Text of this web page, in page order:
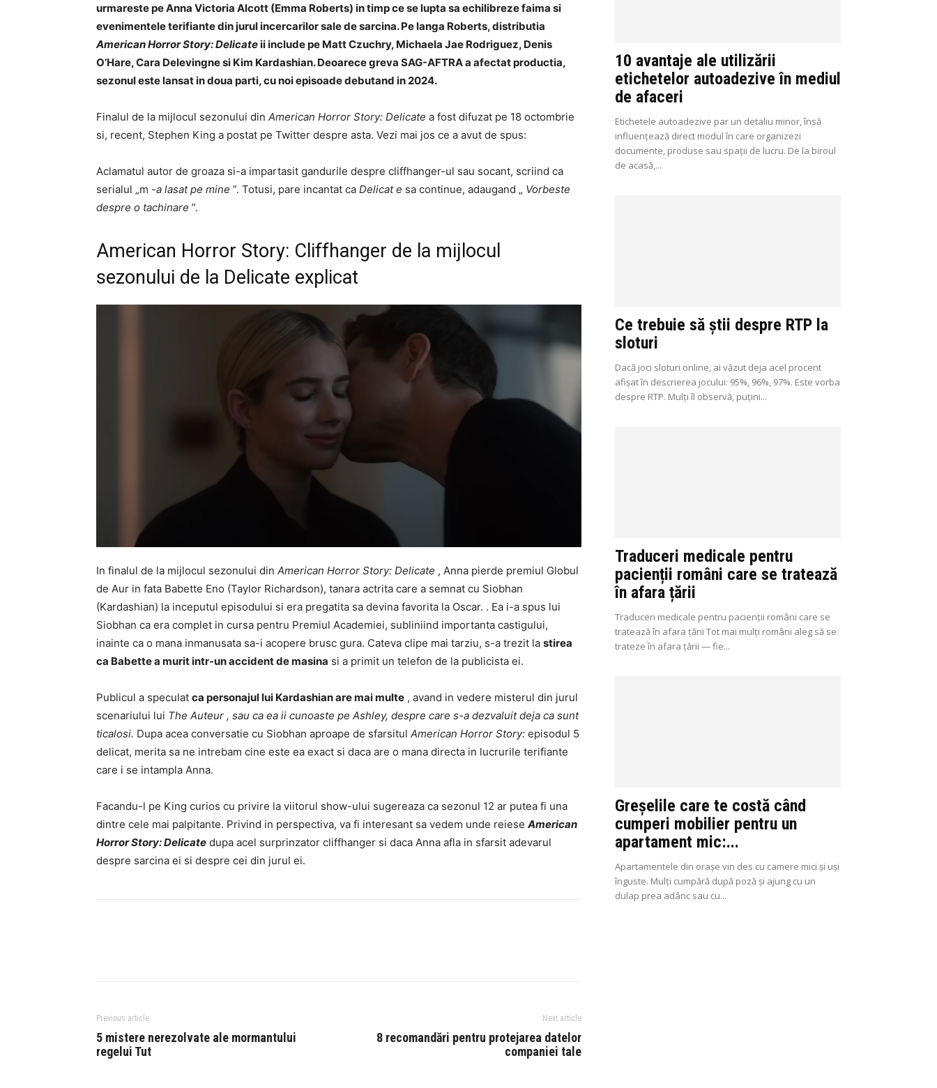
urmareste pe Anna Victoria Alcott (Emma Roberts) in timp ce se lupta sa echilibreze faima si
evenimentele terifiante din jurul incercarilor sale de sarcina. Pe langa Roberts, distributia
American Horror Story: Delicateii include pe Matt Czuchry, Michaela Jae Rodriguez, Denis
O’Hare, Cara Delevingne si Kim Kardashian. Deoarece greva SAG-AFTRA a afectat productia,
sezonul este lansat in doua parti, cu noi episoade debutand in 2024.
Finalul de la mijlocul sezonului din American Horror Story: Delicate a fost difuzat pe 18 octombrie
si, recent, Stephen King a postat pe Twitter despre asta. Vezi mai jos ce a avut de spus:
Aclamatul autor de groaza si-a impartasit gandurile despre cliffhanger-ul sau socant, scriind ca
serialul „m -a lasat pe mine ”. Totusi, pare incantat ca Delicate sa continue, adaugand „ Vorbeste
despre o tachinare ”.
American Horror Story: Cliffhanger de la mijlocul
sezonului de la Delicate explicat
In finalul de la mijlocul sezonului din American Horror Story: Delicate , Anna pierde premiul Globul
de Aur in fata Babette Eno (Taylor Richardson), tanara actrita care a semnat cu Siobhan
(Kardashian) la inceputul episodului si era pregatita sa devina favorita la Oscar. . Ea i-a spus lui
Siobhan ca era complet in cursa pentru Premiul Academiei, subliniind importanta castigului,
inainte ca o mana inmanusata sa-i acopere brusc gura. Cateva clipe mai tarziu, s-a trezit la stirea
ca Babette a murit intr-un accident de masina si a primit un telefon de la publicista ei.
Publicul a speculat ca personajul lui Kardashian are mai multe , avand in vedere misterul din jurul
scenariului lui The Auteur , sau ca ea ii cunoaste pe Ashley, despre care s-a dezvaluit deja ca sunt
ticalosi. Dupa acea conversatie cu Siobhan aproape de sfarsitul American Horror Story: episodul 5
delicat, merita sa ne intrebam cine este ea exact si daca are o mana directa in lucrurile terifiante
care i se intampla Anna.
Facandu-l pe King curios cu privire la viitorul show-ului sugereaza ca sezonul 12 ar putea fi una
dintre cele mai palpitante. Privind in perspectiva, va fi interesant sa vedem unde reiese American
Horror Story: Delicate dupa acel surprinzator cliffhanger si daca Anna afla in sfarsit adevarul
despre sarcina ei si despre cei din jurul ei.
Previous article
5 mistere nerezolvate ale mormantului
regelui Tut
Next article
8 recomandări pentru protejarea datelor
companiei tale
10 avantaje ale utilizării
etichetelor autoadezive în mediul
de afaceri
Etichetele autoadezive par un detaliu minor, însă
influențează direct modul în care organizezi
documente, produse sau spații de lucru. De la biroul
de acasă,...
Ce trebuie să știi despre RTP la
sloturi
Dacă joci sloturi online, ai văzut deja acel procent
afișat în descrierea jocului: 95%, 96%, 97%. Este vorba
despre RTP. Mulți îl observă, puțini...
Traduceri medicale pentru
pacienții români care se tratează
în afara țării
Traduceri medicale pentru pacienții români care se
tratează în afara țării Tot mai mulți români aleg să se
trateze în afara țării — fie...
Greșelile care te costă când
cumperi mobilier pentru un
apartament mic:...
Apartamentele din orașe vin des cu camere mici și uși
înguste. Mulți cumpără după poză și ajung cu un
dulap prea adânc sau cu...